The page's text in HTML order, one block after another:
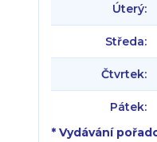
Úterý:
Středa:
Čtvrtek:
Pátek:
* Vydávání